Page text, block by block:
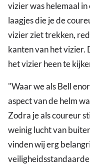
vizier was helemaal
laagjes die je de
vizier ziet trekken,
kanten van het vizier.
het vizier heen te
"Waar we als Bell
aspect van de helm
Zodra je als coureur
weinig lucht van
vinden wij erg